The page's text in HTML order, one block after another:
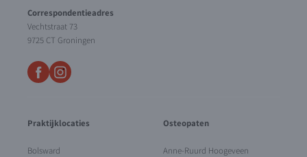
Correspondentieadres
Vechtstraat 73
9725 CT Groningen
Praktijklocaties
Bolsward
Osteopaten
Anne-Ruurd Hoogeveen